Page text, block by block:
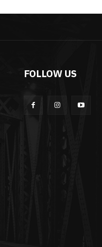
FOLLOW US